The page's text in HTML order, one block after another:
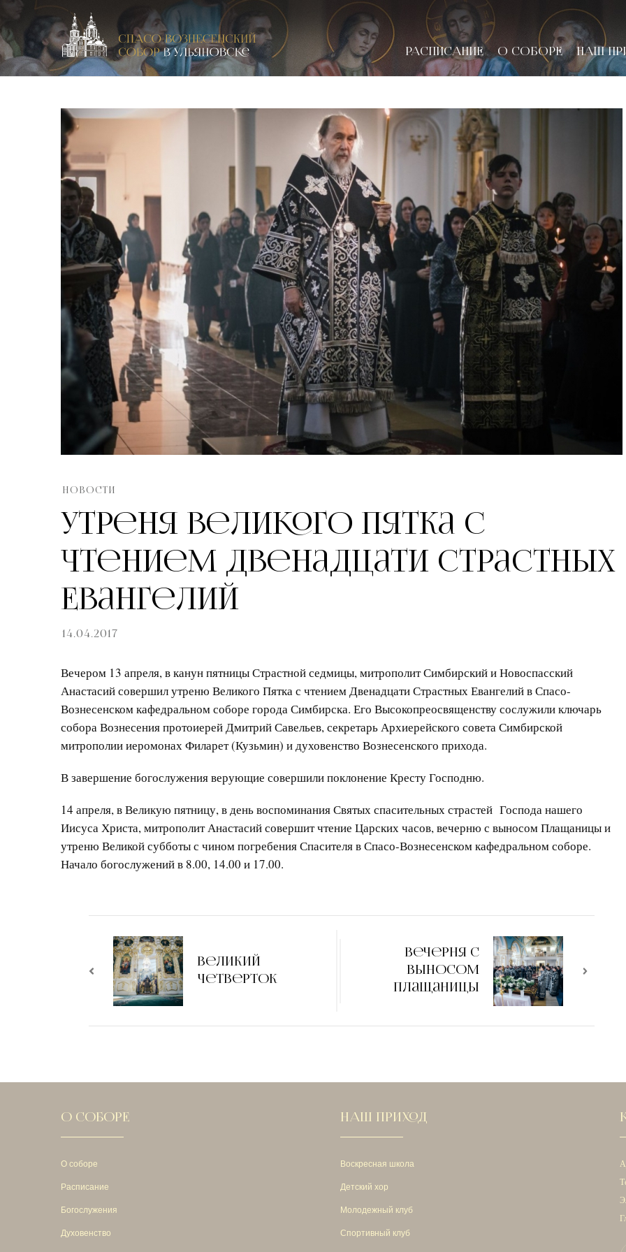
Спасо-Вознесенский кафедральный собор в Ульяновске
РАСПИСАНИЕ О СОБОРЕ НАШ
НОВОСТИ
Утреня Великого Пятка с
чтением Двенадцати Страстных
Евангелий
14.04.2017
Вечером 13 апреля, в канун пятницы Страстной седмицы, митрополит Симбирский и Новоспасский
Анастасий совершил утреню Великого Пятка с чтением Двенадцати Страстных Евангелий в Спасо-
Вознесенском кафедральном соборе города Симбирска. Его Высокопреосвященству сослужили ключарь
собора Вознесения протоиерей Дмитрий Савельев, секретарь Архиерейского совета Симбирской
митрополии иеромонах Филарет (Кузьмин) и духовенство Вознесенского прихода.
В завершение богослужения верующие совершили поклонение Кресту Господню.
14 апреля, в Великую пятницу, в день воспоминания Святых спасительных страстей Господа нашего
Иисуса Христа, митрополит Анастасий совершит чтение Царских часов, вечерню с выносом Плащаницы и
утреню Великой субботы с чином погребения Спасителя в Спасо-Вознесенском кафедральном соборе.
Начало богослужений в 8.00, 14.00 и 17.00.
Навигация
по
записям
Великий
Четверток
Вечерня с
выносом
Плащаницы
О СОБОРЕ
О соборе
Расписание
Богослужения
Духовенство
НАШ ПРИХОД
Воскресная школа
Детский хор
Молодежный клуб
Спортивный клуб